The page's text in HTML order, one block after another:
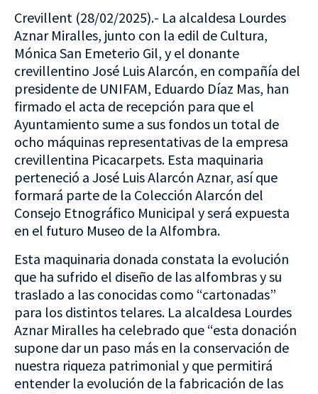
Crevillent (28/02/2025).- La alcaldesa Lourdes
Aznar Miralles, junto con la edil de Cultura,
Mónica San Emeterio Gil, y el donante
crevillentino José Luis Alarcón, en compañía del
presidente de UNIFAM, Eduardo Díaz Mas, han
firmado el acta de recepción para que el
Ayuntamiento sume a sus fondos un total de
ocho máquinas representativas de la empresa
crevillentina Picacarpets. Esta maquinaria
perteneció a José Luis Alarcón Aznar, así que
formará parte de la Colección Alarcón del
Consejo Etnográfico Municipal y será expuesta
en el futuro Museo de la Alfombra.
Esta maquinaria donada constata la evolución
que ha sufrido el diseño de las alfombras y su
traslado a las conocidas como “cartonadas”
para los distintos telares. La alcaldesa Lourdes
Aznar Miralles ha celebrado que “esta donación
supone dar un paso más en la conservación de
nuestra riqueza patrimonial y que permitirá
entender la evolución de la fabricación de las